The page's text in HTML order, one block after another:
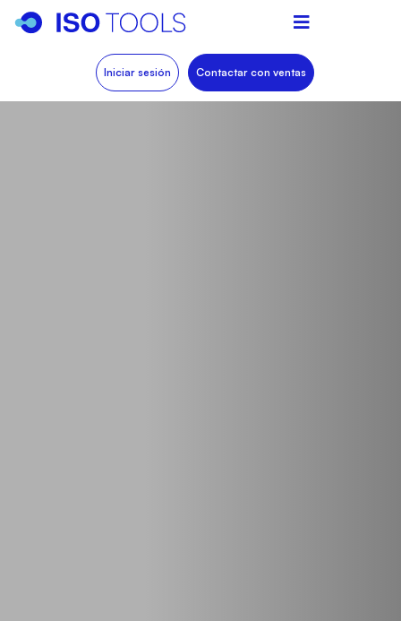
Iniciar sesión Contactar con ventas